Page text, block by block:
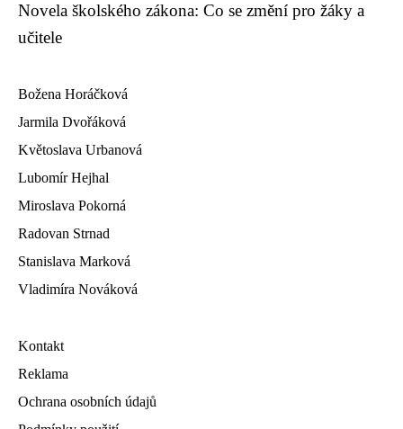
Novela školského zákona: Co se změní pro žáky a
učitele
Božena Horáčková
Jarmila Dvořáková
Květoslava Urbanová
Lubomír Hejhal
Miroslava Pokorná
Radovan Strnad
Stanislava Marková
Vladimíra Nováková
Kontakt
Reklama
Ochrana osobních údajů